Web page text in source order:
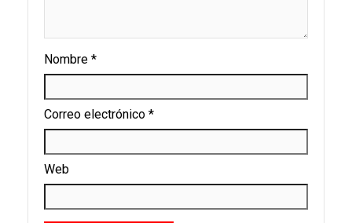
Nombre *
Correo electrónico *
Web